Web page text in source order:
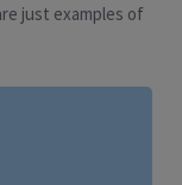
just examples of